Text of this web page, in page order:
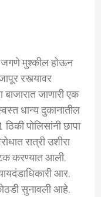
जगणे मुश्कील होऊन
रस्त्यावर
बाजारात जाणारी एक
धान्य दुकानातील
पोलिसांनी छापा
रात्री उशीरा
करण्यात आली.
आर.
सुनावली आहे.